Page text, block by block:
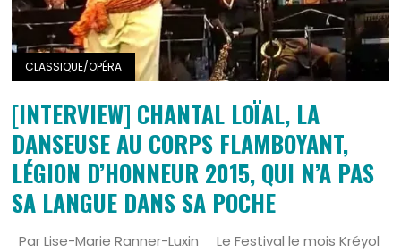
CLASSIQUE/OPÉRA
[INTERVIEW] CHANTAL LOÏAL, LA
DANSEUSE AU CORPS FLAMBOYANT,
LÉGION D’HONNEUR 2015, QUI N’A PAS
SA LANGUE DANS SA POCHE
Par Lise-Marie Ranner-Luxin Le Festival le mois Kréyol